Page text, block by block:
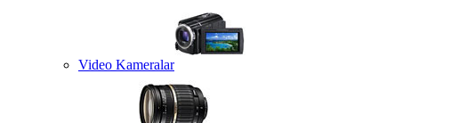
Video Kameralar